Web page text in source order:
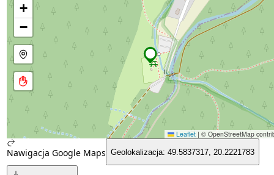
+
−
Leaflet | © OpenStreetMap
Nawigacja Google Maps Geolokalizacja: 49.5837317, 20.2221783